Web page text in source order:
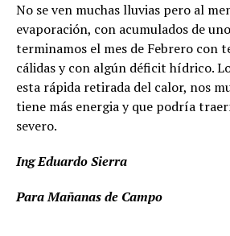
No se ven muchas lluvias pero al
evaporación, con acumulados de
terminamos el mes de Febrero con
cálidas y con algún déficit hídrico.
esta rápida retirada del calor, nos
tiene más energia y que podría
severo.
Ing Eduardo Sierra
Para Mañanas de Campo